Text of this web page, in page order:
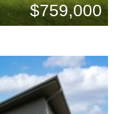
$759,000